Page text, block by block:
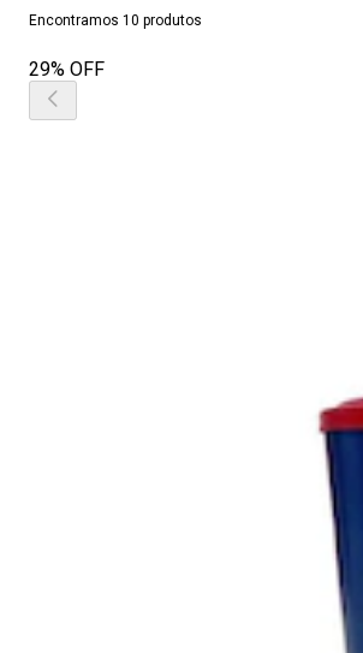
Encontramos 10 produtos
29% OFF